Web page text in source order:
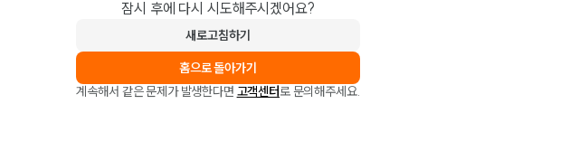
잠시 후에 다시 시도해주시겠어요?
새로고침하기
홈으로 돌아가기
계속해서 같은 문제가 발생한다면 고객센터로 문의해주세요.